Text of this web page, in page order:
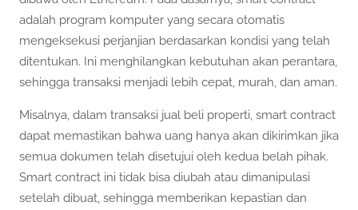
adalah program komputer yang secara otomatis
mengeksekusi perjanjian berdasarkan kondisi yang telah
ditentukan. Ini menghilangkan kebutuhan akan perantara,
sehingga transaksi menjadi lebih cepat, murah, dan aman.
Misalnya, dalam transaksi jual beli properti, smart contract
dapat memastikan bahwa uang hanya akan dikirimkan jika
semua dokumen telah disetujui oleh kedua belah pihak.
Smart contract ini tidak bisa diubah atau dimanipulasi
setelah dibuat, sehingga memberikan kepastian dan